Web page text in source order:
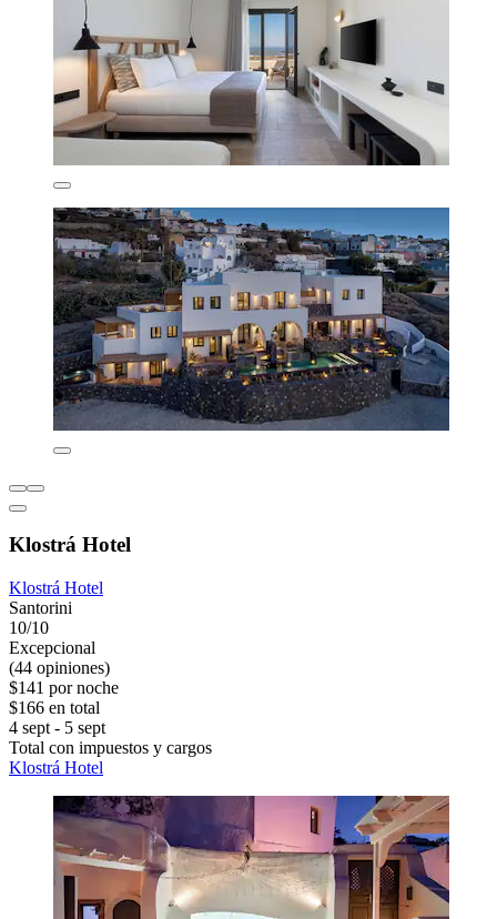
Klostrá Hotel
Klostrá Hotel
Santorini
10/10
Excepcional
(44 opiniones)
$141 por noche
$166 en total
4 sept - 5 sept
Total con impuestos y cargos
Klostrá Hotel